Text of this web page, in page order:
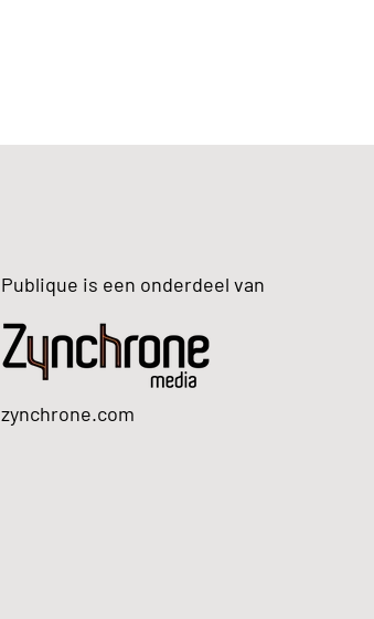
Publique is een onderdeel van
zynchrone.com